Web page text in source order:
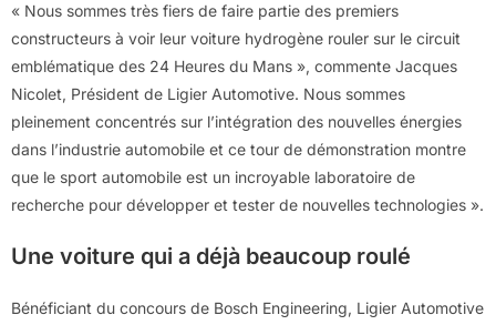
« Nous sommes très fiers de faire partie des premiers
constructeurs à voir leur voiture hydrogène rouler sur le circuit
emblématique des 24 Heures du Mans », commente Jacques
Nicolet, Président de Ligier Automotive. Nous sommes
pleinement concentrés sur l’intégration des nouvelles énergies
dans l’industrie automobile et ce tour de démonstration montre
que le sport automobile est un incroyable laboratoire de
recherche pour développer et tester de nouvelles technologies ».
Une voiture qui a déjà beaucoup roulé
Bénéficiant du concours de Bosch Engineering, Ligier Automotive